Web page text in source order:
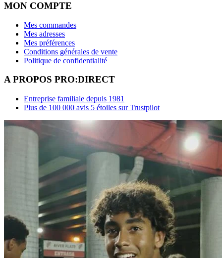
MON COMPTE
Mes commandes
Mes adresses
Mes préférences
Conditions générales de vente
Politique de confidentialité
A PROPOS PRO:DIRECT
Entreprise familiale depuis 1981
Plus de 100 000 avis 5 étoiles sur Trustpilot